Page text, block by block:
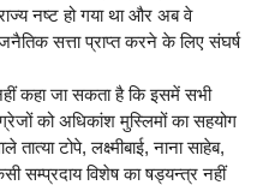
नष्ट हो गया था और अब वे
सत्ता प्राप्त करने के लिए संघर्ष
कहा जा सकता है कि इसमें सभी
को अधिकांश मुस्लिमों का सहयोग
टोपे, लक्ष्मीबाई, नाना साहेब,
सम्प्रदाय विशेष का षड्यन्त्र नहीं